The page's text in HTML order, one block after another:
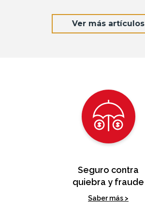
Ver más artículos
Seguro contra
quiebra y fraude
Saber más >